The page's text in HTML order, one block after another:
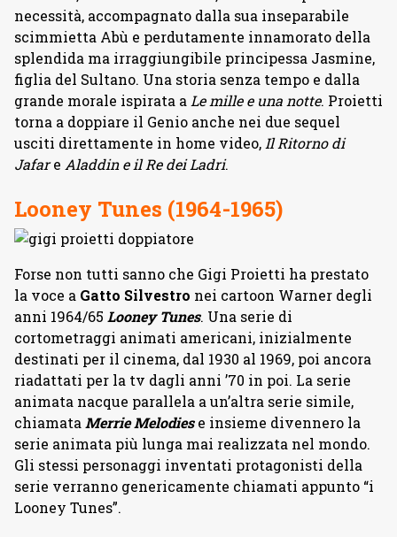
necessità, accompagnato dalla sua inseparabile
scimmietta Abù e perdutamente innamorato della
splendida ma irraggiungibile principessa Jasmine,
figlia del Sultano. Una storia senza tempo e dalla
grande morale ispirata aLe mille e una notte. Proietti
torna a doppiare il Genio anche nei due sequel
usciti direttamente in home video,Il Ritorno di
Jafare Aladdin e il Re dei Ladri.
Looney Tunes (1964-1965)
Forse non tutti sanno che Gigi Proietti ha prestato
la voce a Gatto Silvestro nei cartoon Warner degli
anni 1964/65 Looney Tunes. Una serie di
cortometraggi animati americani, inizialmente
destinati per il cinema, dal 1930 al 1969, poi ancora
riadattati per la tv dagli anni ’70 in poi. La serie
animata nacque parallela a un’altra serie simile,
chiamataMerrie Melodiese insieme divennero la
serie animata più lunga mai realizzata nel mondo.
Gli stessi personaggi inventati protagonisti della
serie verranno genericamente chiamati appunto “i
Looney Tunes”.